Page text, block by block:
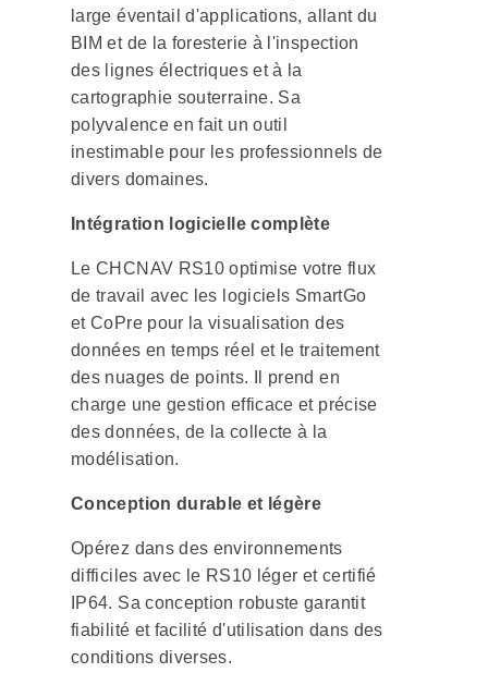
large éventail d'applications, allant du
BIM et de la foresterie à l'inspection
des lignes électriques et à la
cartographie souterraine. Sa
polyvalence en fait un outil
inestimable pour les professionnels de
divers domaines.
Intégration logicielle complète
Le CHCNAV RS10 optimise votre flux
de travail avec les logiciels SmartGo
et CoPre pour la visualisation des
données en temps réel et le traitement
des nuages de points. Il prend en
charge une gestion efficace et précise
des données, de la collecte à la
modélisation.
Conception durable et légère
Opérez dans des environnements
difficiles avec le RS10 léger et certifié
IP64. Sa conception robuste garantit
fiabilité et facilité d'utilisation dans des
conditions diverses.